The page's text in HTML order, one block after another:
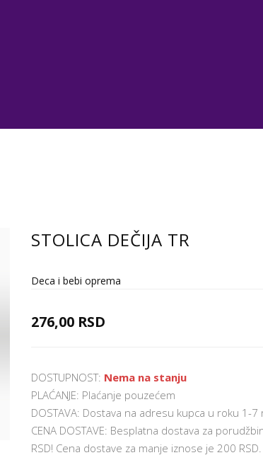
STOLICA DEČIJA TR
Deca i bebi oprema
276,00 RSD
DOSTUPNOST: Nema na stanju
PLAĆANJE: Plaćanje pouzećem
DOSTAVA: Dostava na adresu kupca u roku 1-7
CENA DOSTAVE: Besplatna dostava za
RSD! Cena dostave za manje iznose je 200 RSD.